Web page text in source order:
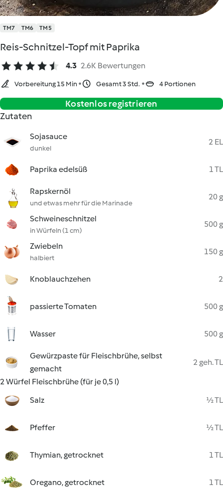
TM7 TM6 TM5
Reis-Schnitzel-Topf mit Paprika
4.3 2.6K Bewertungen
Vorbereitung 15 Min Gesamt 3 Std. 4 Portionen
Kostenlos registrieren
Zutaten
Sojasauce
dunkel
2 EL
Paprika edelsüß 1 TL
Rapskernöl
und etwas mehr für die Marinade
20 g
Schweineschnitzel
in Würfeln (1 cm)
500 g
Zwiebeln
halbiert
150 g
Knoblauchzehen 2
passierte Tomaten 500 g
Wasser 500 g
Gewürzpaste für Fleischbrühe, selbst
gemacht
2 geh. TL
2 Würfel Fleischbrühe (für je 0,5 l)
Salz
½ TL
Pfeffer ½ TL
Thymian, getrocknet 1 TL
Oregano, getrocknet 1 TL